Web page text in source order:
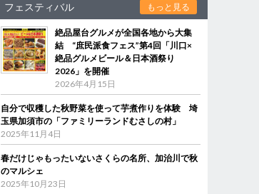
フェスティバル もっと見る
絶品屋台グルメが全国各地から大集
結 “庶民派食フェス”第4回「川口×
絶品グルメビール＆日本酒祭り
2026」を開催
2026年4月15日
自分で収穫した秋野菜を使って芋煮作りを体験 埼
玉県加須市の「ファミリーランドむさしの村」
2025年11月4日
春だけじゃもったいないさくらの名所、加治川で秋
のマルシェ
2025年10月23日